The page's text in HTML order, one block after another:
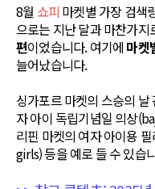
8월 쇼피 마켓별 가장 검색
으로는 지난 달과 마찬가
편이었습니다. 여기에 마켓
늘어났습니다.
싱가포르 마켓의 스승의
자 아이 독립기념일 의상
리핀 마켓의 여자 아이용
girls) 등을 예로 들 수 있습